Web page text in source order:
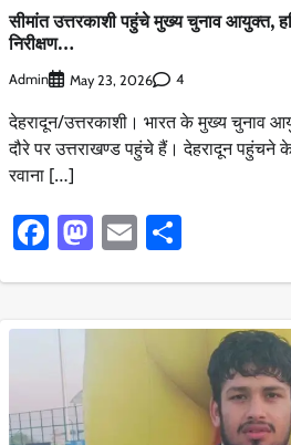
सीमांत उत्तरकाशी पहुंचे मुख्य चुनाव आयुक्त,
निरीक्षण…
Admin May 23, 2026 4
देहरादून/उत्तरकाशी। भारत के मुख्य चुनाव
दौरे पर उत्तराखण्ड पहुंचे हैं। देहरादून पहुंचने
रवाना […]
Facebook
Mastodon
Email